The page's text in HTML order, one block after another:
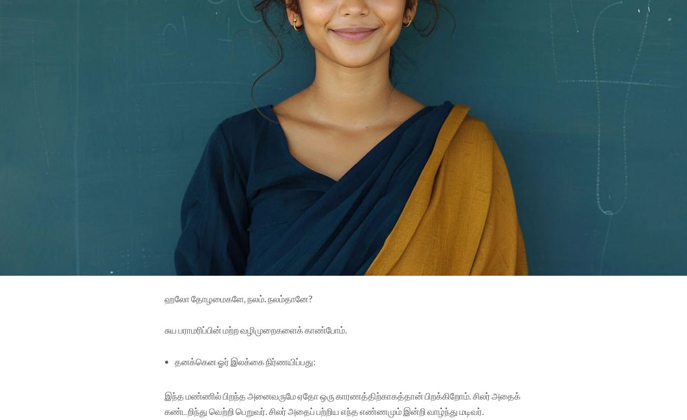
ஹலோ தோழமைகளே, நலம். நலம்தானே?
சுய பராமரிப்பின் மற்ற வழிமுறைகளைக் காண்போம்.
தனக்கென ஓர் இலக்கை நிர்ணயிப்பது:
இந்த மண்ணில் பிறந்த அனைவருமே ஏதோ ஒரு காரணத்திற்காகத்தான் பிறக்கிறோம். சிலர் அதைக்
கண்டறிந்து வெற்றி பெறுவர். சிலர் அதைப் பற்றிய எந்த எண்ணமும் இன்றி வாழ்ந்து மடிவர்.